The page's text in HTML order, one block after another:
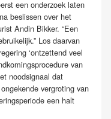
een onderzoek laten
beslissen over het
Andin Bikker. “Een
Los daarvan
‘ontzettend veel
van
noodsignaal dat
vergroting van
een halt